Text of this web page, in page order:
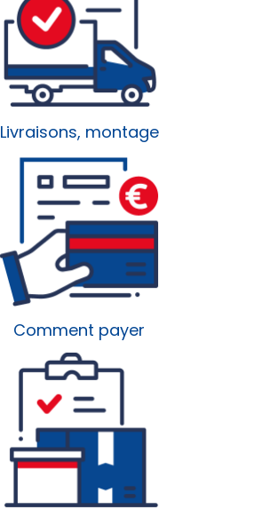
Livraisons, montage
Comment payer